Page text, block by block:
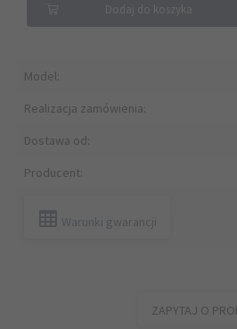
Model:
Realizacja zamówienia:
Dostawa od:
Producent:
Warunki gwarancji
ZAPYTAJ O
Dodaj do koszyka